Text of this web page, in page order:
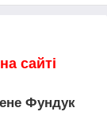
сайті
Фундук